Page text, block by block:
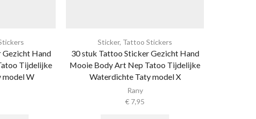
Hand
Tijdelijke
model W
Sticker, Tattoo Stickers
30 stuk Tattoo Sticker Gezicht Hand
Mooie Body Art Nep Tatoo Tijdelijke
Waterdichte Taty model X
Rany
€ 7,95